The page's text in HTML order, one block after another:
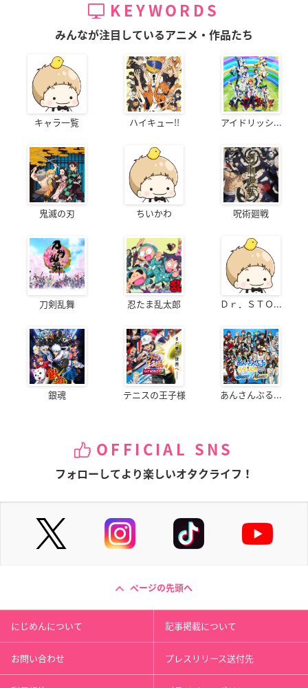
KEYWORDS
みんなが注目しているアニメ・作品たち
キャラ一覧 ハイキュー!! アイドリッシ...
鬼滅の刃 ちいかわ 呪術廻戦
刀剣乱舞 忍たま乱太郎 Ｄｒ．ＳＴＯ...
銀魂 テニスの王子様 あんさんぶる...
OFFICIAL SNS
フォローしてより楽しいオタクライフ！
ページの先頭へ
にじめんについて 記事掲載について
お問い合わせ プレスリリース送付先